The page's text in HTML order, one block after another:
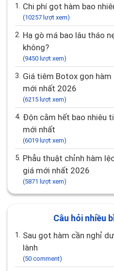
1. Chi phí gọt hàm bao
(10257 lượt xem)
2. Hạ gò má bao lâu tháo nẹp vít và có lưu ý gì
không?
(9450 lượt xem)
3. Giá tiêm Botox gọn hàm bao nhiêu? Cập nhật giá
mới nhất 2026
(6215 lượt xem)
4. Độn cằm hết bao nhiêu tiền? Cập nhật bảng giá
mới nhất
(6019 lượt xem)
5. Phẫu thuật chỉnh hàm lệch giá bao nhiêu? Bảng
giá mới nhất 2026
(5871 lượt xem)
Câu hỏi nhiều
1. Sau gọt hàm cần nghỉ dưỡng bao lâu? bao lâu thì
lành
(50 comment)